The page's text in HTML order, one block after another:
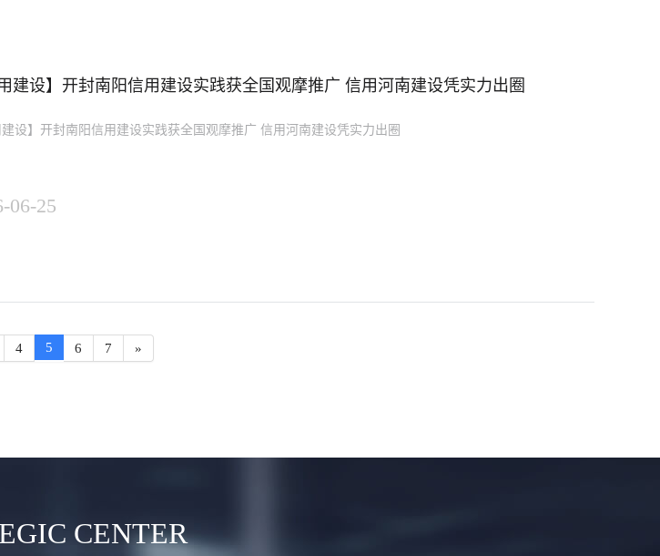
用建设】开封南阳信用建设实践获全国观摩推广 信用河南建设凭实力出圈
建设】开封南阳信用建设实践获全国观摩推广 信用河南建设凭实力出圈
06-25
4 5 6 7 »
CENTER